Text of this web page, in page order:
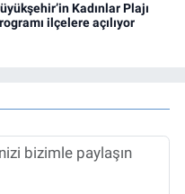
Kadınlar Plajı
ilçelere açılıyor